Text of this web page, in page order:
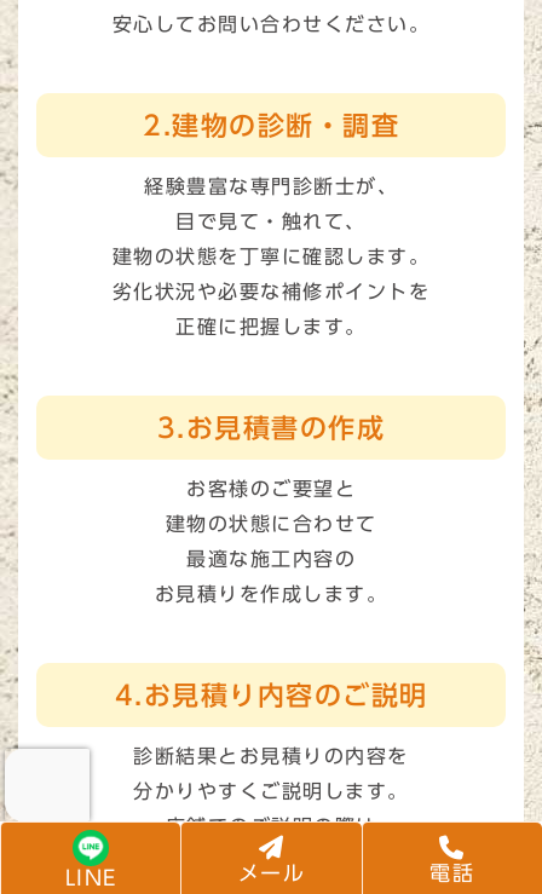
安心してお問い合わせください。
2.建物の診断・調査
経験豊富な専門診断士が、
目で見て・触れて、
建物の状態を丁寧に確認します。
劣化状況や必要な補修ポイントを
正確に把握します。
3.お見積書の作成
お客様のご要望と
建物の状態に合わせて
最適な施工内容の
お見積りを作成します。
4.お見積り内容のご説明
診断結果とお見積りの内容を
分かりやすくご説明します。
店舗でのご説明の際は
サンプルや模型なども
LINE メール 電話